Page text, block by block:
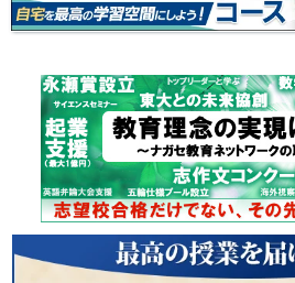
東大特進
イベントほか